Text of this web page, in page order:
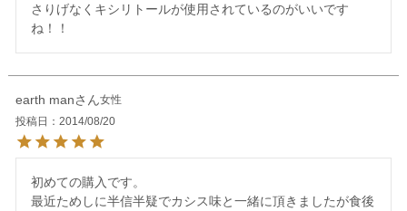
さりげなくキシリトールが使用されているのがいいです
earth man
女性
投稿日
2014/08/20
初めての購入です。
最近ためしに半信半疑でカシス味と一緒に頂きましたが食後